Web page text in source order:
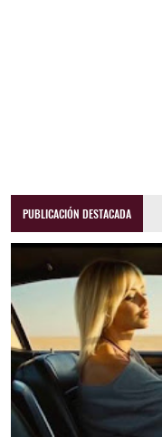
PUBLICACIÓN DESTACADA